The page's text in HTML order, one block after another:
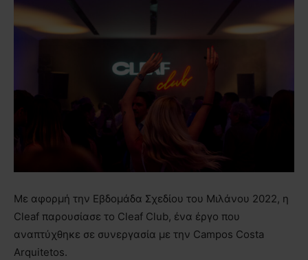
Με αφορμή την Εβδομάδα Σχεδίου του Μιλάνου 2022, η
Cleaf παρουσίασε το Cleaf Club, ένα έργο που
αναπτύχθηκε σε συνεργασία με την Campos Costa
Arquitetos.